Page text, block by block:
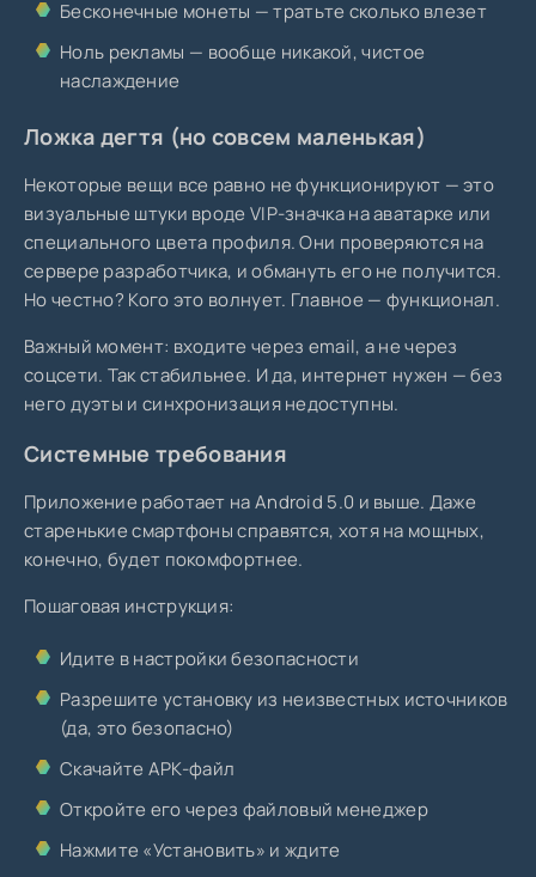
Бесконечные монеты — тратьте сколько влезет
Ноль рекламы — вообще никакой, чистое
наслаждение
Ложка дегтя (но совсем маленькая)
Некоторые вещи все равно не функционируют — это
визуальные штуки вроде VIP-значка на аватарке или
специального цвета профиля. Они проверяются на
сервере разработчика, и обмануть его не получится.
Но честно? Кого это волнует. Главное — функционал.
Важный момент: входите через email, а не через
соцсети. Так стабильнее. И да, интернет нужен — без
него дуэты и синхронизация недоступны.
Системные требования
Приложение работает на Android 5.0 и выше. Даже
старенькие смартфоны справятся, хотя на мощных,
конечно, будет покомфортнее.
Пошаговая инструкция:
Идите в настройки безопасности
Разрешите установку из неизвестных источников
(да, это безопасно)
Скачайте APK-файл
Откройте его через файловый менеджер
Нажмите «Установить» и ждите